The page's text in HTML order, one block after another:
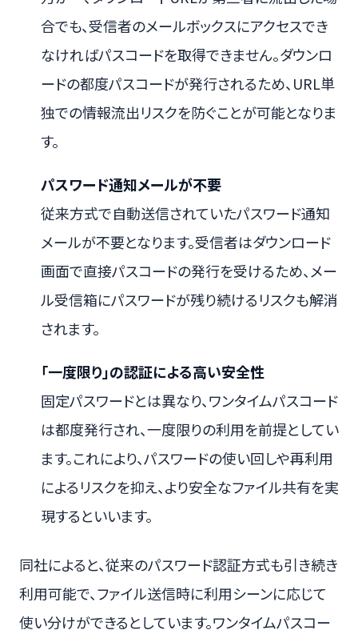
合でも、受信者のメールボックスにアクセスでき
なければパスコードを取得できません。ダウンロ
ードの都度パスコードが発行されるため、URL単
独での情報流出リスクを防ぐことが可能となりま
す。
パスワード通知メールが不要
従来方式で自動送信されていたパスワード通知
メールが不要となります。受信者はダウンロード
画面で直接パスコードの発行を受けるため、メー
ル受信箱にパスワードが残り続けるリスクも解消
されます。
「一度限り」の認証による高い安全性
固定パスワードとは異なり、ワンタイムパスコード
は都度発行され、一度限りの利用を前提としてい
ます。これにより、パスワードの使い回しや再利用
によるリスクを抑え、より安全なファイル共有を実
現するといいます。
同社によると、従来のパスワード認証方式も引き続き
利用可能で、ファイル送信時に利用シーンに応じて
使い分けができるとしています。ワンタイムパスコー